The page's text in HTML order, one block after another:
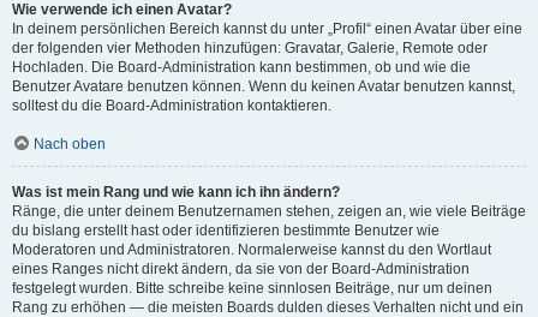
Wie verwende ich einen Avatar?
In deinem persönlichen Bereich kannst du unter „Profil“ einen Avatar über eine
der folgenden vier Methoden hinzufügen: Gravatar, Galerie, Remote oder
Hochladen. Die Board-Administration kann bestimmen, ob und wie die
Benutzer Avatare benutzen können. Wenn du keinen Avatar benutzen kannst,
solltest du die Board-Administration kontaktieren.
Nach oben
Was ist mein Rang und wie kann ich ihn ändern?
Ränge, die unter deinem Benutzernamen stehen, zeigen an, wie viele Beiträge
du bislang erstellt hast oder identifizieren bestimmte Benutzer wie
Moderatoren und Administratoren. Normalerweise kannst du den Wortlaut
eines Ranges nicht direkt ändern, da sie von der Board-Administration
festgelegt wurden. Bitte schreibe keine sinnlosen Beiträge, nur um deinen
Rang zu erhöhen — die meisten Boards dulden dieses Verhalten nicht und ein